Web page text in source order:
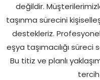
değildir.
taşınma sürecini
destekleriz.
eşya taşımacılığı
Bu titiz ve planlı